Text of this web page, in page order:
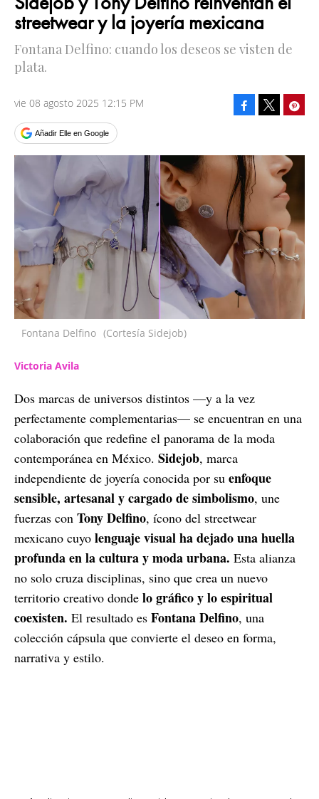
streetwear y la joyería mexicana
Fontana Delfino: cuando los deseos se visten de
plata.
vie 08 agosto 2025 12:15 PM
Añadir Elle en Google
Facebook
Fontana Delfino (Cortesía Sidejob)
Victoria Avila
Dos marcas de universos distintos —y a la vez
perfectamente complementarias— se encuentran en una
colaboración que redefine el panorama de la moda
contemporánea en México. Sidejob, marca
independiente de joyería conocida por su enfoque
sensible, artesanal y cargado de simbolismo, une
fuerzas con Tony Delfino, ícono del streetwear
mexicano cuyo lenguaje visual ha dejado una huella
profunda en la cultura y moda urbana. Esta alianza
no solo cruza disciplinas, sino que crea un nuevo
territorio creativo donde lo gráfico y lo espiritual
coexisten. El resultado es Fontana Delfino, una
colección cápsula que convierte el deseo en forma,
narrativa y estilo.